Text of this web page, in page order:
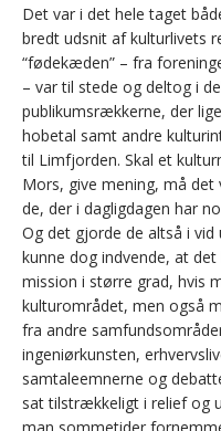
Det var i det hele taget
bredt udsnit af kulturlivets
“fødekæden” – fra
– var til stede og deltog i
publikumsrækkerne, der
hobetal samt andre
til Limfjorden. Skal et
Mors, give mening, må
de, der i dagligdagen har
Og det gjorde de altså i
kunne dog indvende, at
mission i større grad, hvis
kulturområdet, men også
fra andre
ingeniørkunsten,
samtaleemnerne og
sat tilstrækkeligt i relief og